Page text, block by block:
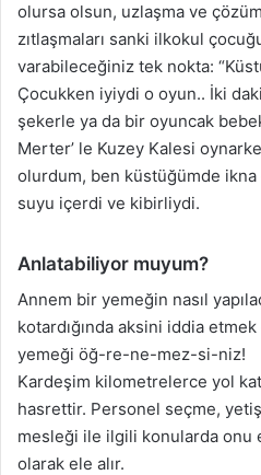
olursa olsun, uzlaşma ve
zıtlaşmaları sanki ilkokul
varabileceğiniz tek nokta:
Çocukken iyiydi o oyun.. İki
şekerle ya da bir oyuncak
Merter’ le Kuzey Kalesi
olurdum, ben küstüğümde
suyu içerdi ve kibirliydi.
Anlatabiliyor muyum?
Annem bir yemeğin nasıl
kotardığında aksini iddia
yemeği öğ-re-ne-mez-si-niz!
Kardeşim kilometrelerce yol
hasrettir. Personel seçme,
mesleği ile ilgili konularda onu
olarak ele alır.